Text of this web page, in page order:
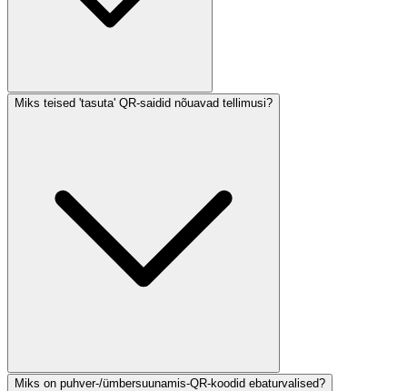
Miks teised 'tasuta' QR-saidid nõuavad tellimusi?
Miks on puhver-/ümbersuunamis-QR-koodid ebaturvalised?